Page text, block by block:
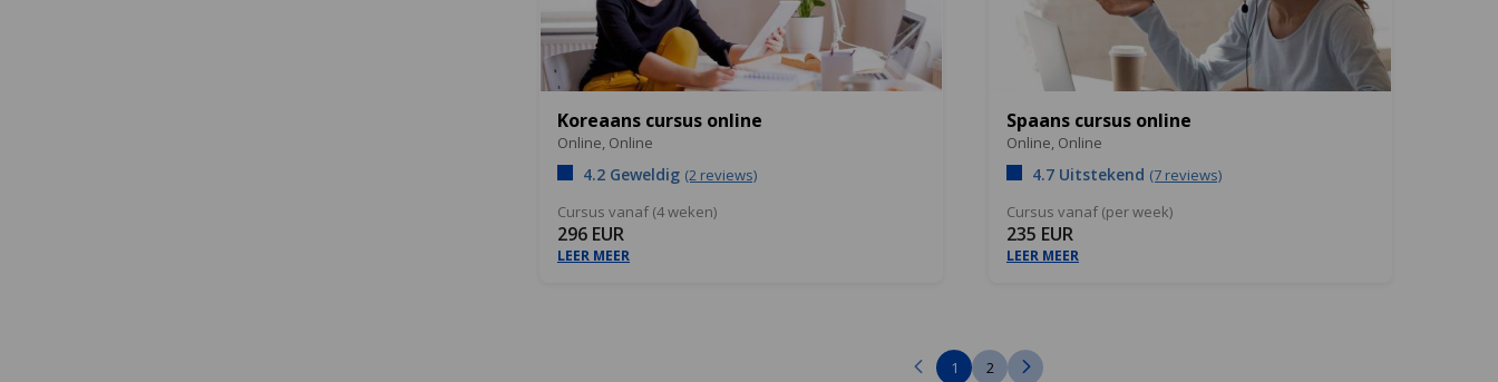
Koreaans cursus online
Online, Online
4.2 Geweldig (2 reviews)
Cursus vanaf (4 weken)
296 EUR
LEER MEER
Spaans cursus online
Online, Online
4.7 Uitstekend (7 reviews)
Cursus vanaf (per week)
235 EUR
LEER MEER
1 2